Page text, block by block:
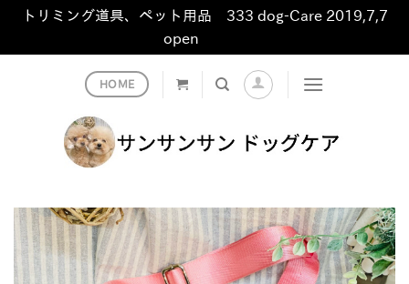
トリミング道具、ペット用品 333 dog-Care 2019,7,7
open
HOME